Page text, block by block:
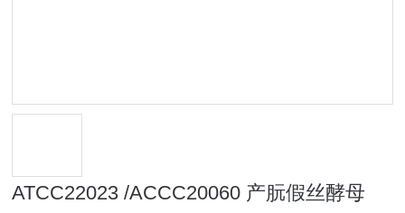
ATCC22023 /ACCC20060 产朊假丝酵母